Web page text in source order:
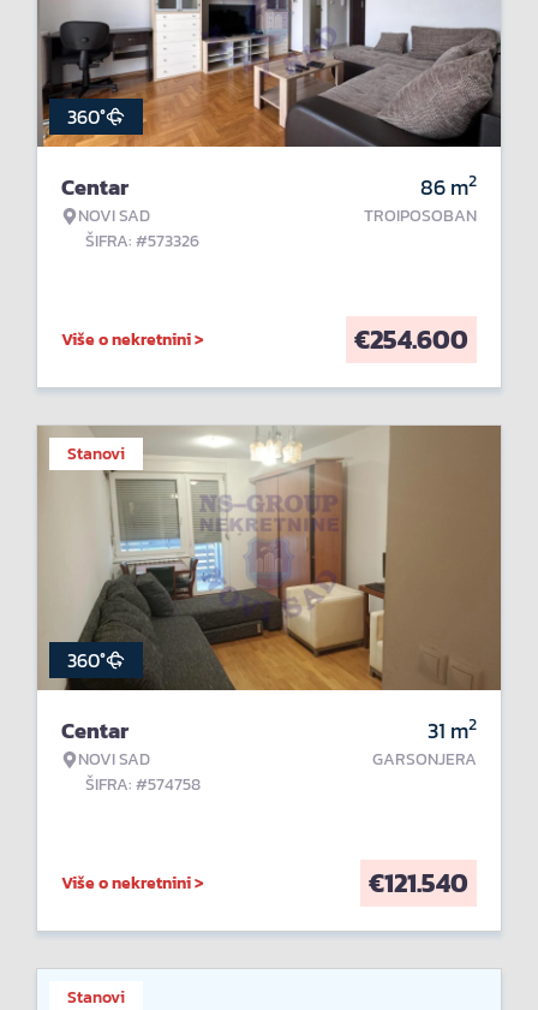
360°
Centar
NOVI SAD
ŠIFRA: #573326
86m2
TROIPOSOBAN
Više o nekretnini > €254.600
Stanovi
360°
Centar
NOVI SAD
ŠIFRA: #574758
31 m2
GARSONJERA
Više o nekretnini > €121.540
Stanovi